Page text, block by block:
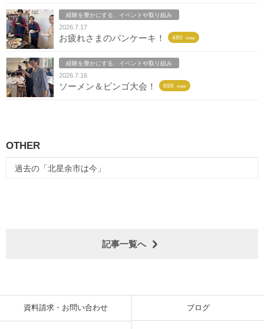
経験を豊かにする、イベントや取り組み
2026.7.17
お疲れさまのパンケーキ！ 480 view
経験を豊かにする、イベントや取り組み
2026.7.16
ソーメン＆ビンゴ大会！ 698 view
OTHER
過去の「北星余市は今」
記事一覧へ
資料請求・お問い合わせ ブログ